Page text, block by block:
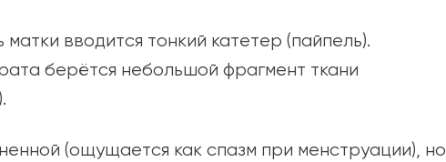
вводится тонкий катетер (пайпель).
берётся небольшой фрагмент ткани
(ощущается как спазм при менструации), но